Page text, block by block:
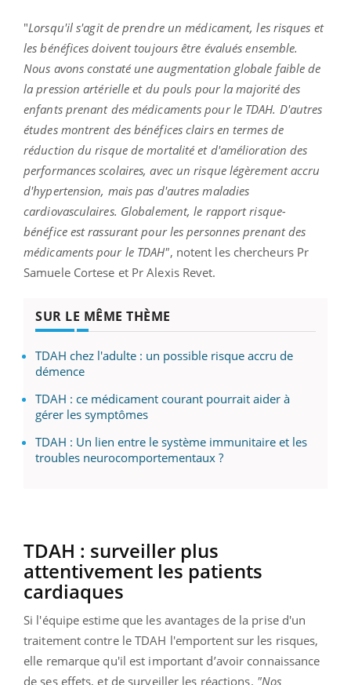
"Lorsqu'il s'agit de prendre un médicament, les risques et
les bénéfices doivent toujours être évalués ensemble.
Nous avons constaté une augmentation globale faible de
la pression artérielle et du pouls pour la majorité des
enfants prenant des médicaments pour le TDAH. D'autres
études montrent des bénéfices clairs en termes de
réduction du risque de mortalité et d'amélioration des
performances scolaires, avec un risque légèrement accru
d'hypertension, mais pas d'autres maladies
cardiovasculaires. Globalement, le rapport risque-
bénéfice est rassurant pour les personnes prenant des
médicaments pour le TDAH", notent les chercheurs Pr
Samuele Cortese et Pr Alexis Revet.
SUR LE MÊME THÈME
TDAH chez l'adulte : un possible risque accru de
démence
TDAH : ce médicament courant pourrait aider à
gérer les symptômes
TDAH : Un lien entre le système immunitaire et les
troubles neurocomportementaux ?
TDAH : surveiller plus
attentivement les patients
cardiaques
Si l'équipe estime que les avantages de la prise d'un
traitement contre le TDAH l'emportent sur les risques,
elle remarque qu'il est important d’avoir connaissance
de ses effets, et de surveiller les réactions. "Nos